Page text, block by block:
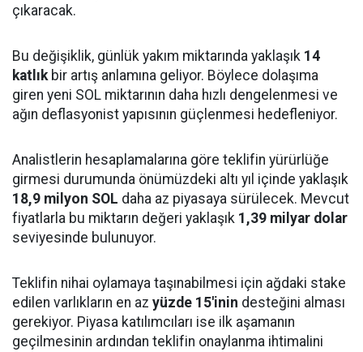
çıkaracak.
Bu değişiklik, günlük yakım miktarında yaklaşık 14
katlıkbir artış anlamına geliyor. Böylece dolaşıma
giren yeni SOL miktarının daha hızlı dengelenmesi ve
ağın deflasyonist yapısının güçlenmesi hedefleniyor.
Analistlerin hesaplamalarına göre teklifin yürürlüğe
girmesi durumunda önümüzdeki altı yıl içinde yaklaşık
18,9 milyon SOL daha az piyasaya sürülecek. Mevcut
fiyatlarla bu miktarın değeri yaklaşık 1,39 milyar dolar
seviyesinde bulunuyor.
Teklifin nihai oylamaya taşınabilmesi için ağdaki stake
edilen varlıkların en az yüzde 15'inin desteğini alması
gerekiyor. Piyasa katılımcıları ise ilk aşamanın
geçilmesinin ardından teklifin onaylanma ihtimalini